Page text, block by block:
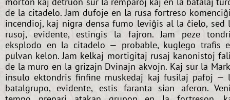
de la citadelo. Jam dufoje en la rusa fortreso
incendioj, kaj nigra densa fumo leviĝis al la ĉielo, sed
rusoj, evidente, estingis la fajron. Jam peze
eksplodo en la citadelo — probable, kuglego trafis
pulvan kelon. Jam kelkaj mortigitaj rusaj kanonistoj
de la muro en la grizajn Dvinajn akvojn. Kaj sur la
insulo ektondris finfine muskedaj kaj fusilaj pafoj —
batalgrupo, evidente, estis faranta sian aferon.